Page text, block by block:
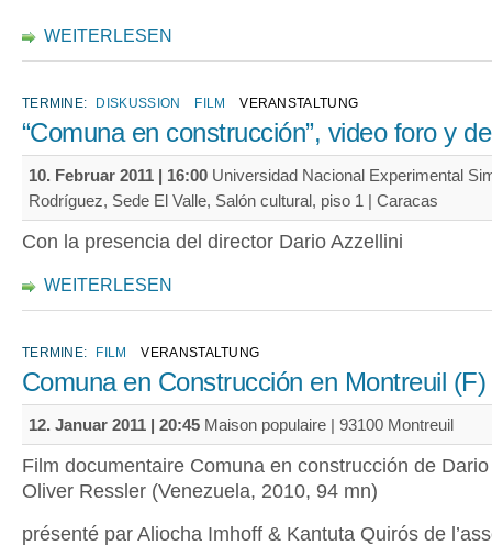
WEITERLESEN
TERMINE: DISKUSSION FILM VERANSTALTUNG
“Comuna en construcción”, video foro y
10. Februar 2011 | 16:00 Universidad Nacional Experimental
Rodríguez, Sede El Valle, Salón cultural, piso 1 | Caracas
Con la presencia del director Dario Azzellini
WEITERLESEN
TERMINE: FILM VERANSTALTUNG
Comuna en Construcción en Montreuil (F)
12. Januar 2011 | 20:45 Maison populaire | 93100 Montreuil
Film documentaire Comuna en construcción de
Oliver Ressler (Venezuela, 2010, 94 mn)
présenté par Aliocha Imhoff & Kantuta Quirós de